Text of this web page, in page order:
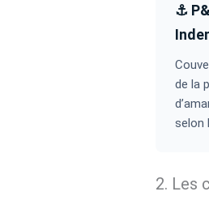
⚓
de la
selon
2. Les